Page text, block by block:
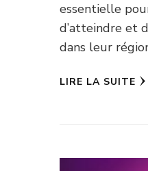
essentielle
d’atteindre et
dans leur
LIRE LA SUITE